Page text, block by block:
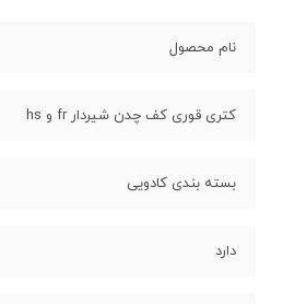
نام محصول
کتری قوری کف چدن شیردار fr و hs
بسته بندی کادویی
دارد